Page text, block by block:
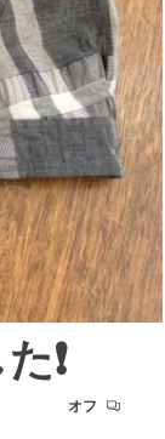
❗️
オフ